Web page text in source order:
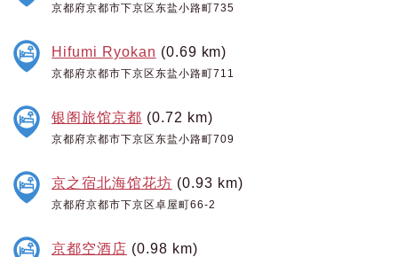
京都府京都市下京区东盐小路町735
Hifumi Ryokan (0.69 km)
京都府京都市下京区东盐小路町711
银阁旅馆京都 (0.72 km)
京都府京都市下京区东盐小路町709
京之宿北海馆花坊 (0.93 km)
京都府京都市下京区卓屋町66-2
京都空酒店 (0.98 km)